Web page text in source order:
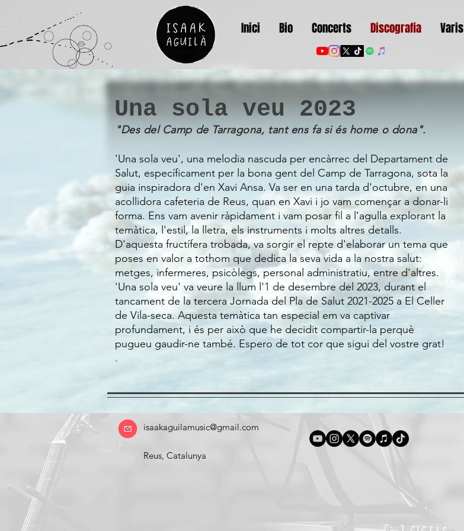
Inici Bio Concerts Discografia Varis
Una sola veu 2023
"Des del Camp de Tarragona, tant ens fa si és home o dona".
'Una sola veu', una melodia nascuda per encàrrec del Departament de
Salut, específicament per la bona gent del Camp de Tarragona, sota la
guia inspiradora d'en Xavi Ansa. Va ser en una tarda d'octubre, en una
acollidora cafeteria de Reus, quan en Xavi i jo vam començar a donar-li
forma. Ens vam avenir ràpidament i vam posar fil a l’agulla explorant la
temàtica, l'estil, la lletra, els instruments i molts altres detalls.
D'aquesta fructífera trobada, va sorgir el repte d'elaborar un tema que
poses en valor a tothom que dedica la seva vida a la nostra salut:
metges, infermeres, psicòlegs, personal administratiu, entre d'altres.
'Una sola veu' va veure la llum l'1 de desembre del 2023, durant el
tancament de la tercera Jornada del Pla de Salut 2021-2025 a El Celler
de Vila-seca. Aquesta temàtica tan especial em va captivar
profundament, i és per això que he decidit compartir-la perquè
pugueu gaudir-ne també. Espero de tot cor que sigui del vostre grat!
.
isaakaguilamusic@gmail.com
Reus, Catalunya